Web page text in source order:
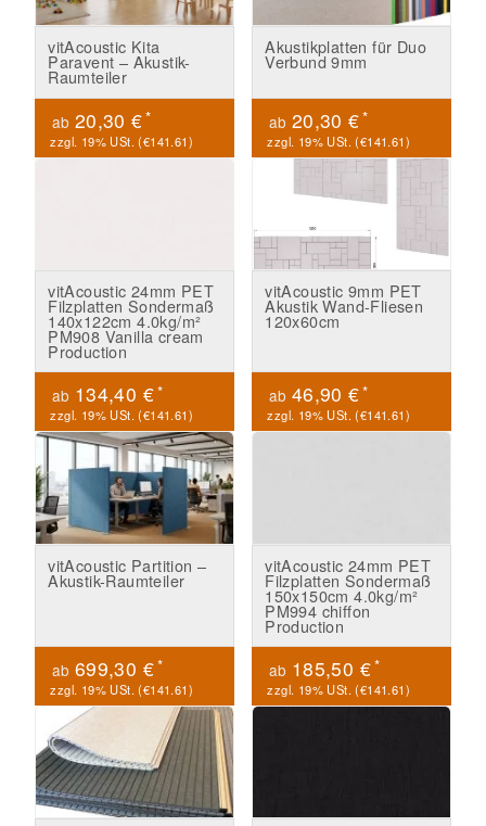
vitAcoustic Kita
Paravent – Akustik-
Raumteiler
ab 20,30 €*
zzgl. 19% USt. (€141.61)
Akustikplatten für Duo
Verbund 9mm
ab 20,30 €*
zzgl. 19% USt. (€141.61)
vitAcoustic 24mm PET
Filzplatten Sondermaß
140x122cm 4.0kg/m²
PM908 Vanilla cream
Production
ab 134,40 €*
zzgl. 19% USt. (€141.61)
vitAcoustic 9mm PET
Akustik Wand-Fliesen
120x60cm
ab 46,90 €*
zzgl. 19% USt. (€141.61)
vitAcoustic Partition –
Akustik-Raumteiler
ab 699,30 €*
zzgl. 19% USt. (€141.61)
vitAcoustic 24mm PET
Filzplatten Sondermaß
150x150cm 4.0kg/m²
PM994 chiffon
Production
ab 185,50 €*
zzgl. 19% USt. (€141.61)